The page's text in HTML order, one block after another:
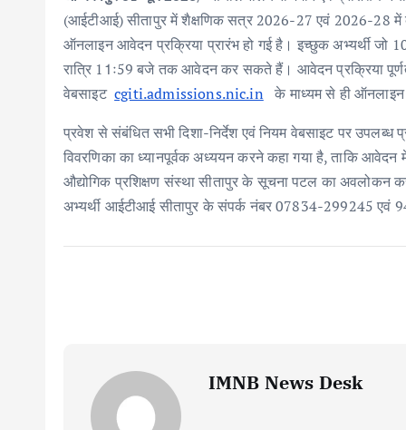
b
o
o
k
te
r
l s
A
p
p
e
dI
n
e
(आईटीआई) सीतापुर में शैक्षणिक सत्र 2026-27 एवं 2026-28 में
ऑनलाइन आवेदन प्रक्रिया प्रारंभ हो गई है। इच्छुक अभ्यर्थी जो
रात्रि 11ः59 बजे तक आवेदन कर सकते हैं। आवेदन प्रक्रिया
वेबसाइटcgiti.admissions.nic.inके माध्यम से ही
प्रवेश से संबंधित सभी दिशा-निर्देश एवं नियम वेबसाइट पर उपलब्ध
विवरणिका का ध्यानपूर्वक अध्ययन करने कहा गया है, ताकि आवेदन
औद्योगिक प्रशिक्षण संस्था सीतापुर के सूचना पटल का अवलोकन
अभ्यर्थी आईटीआई सीतापुर के संपर्क नंबर 07834-299245
IMNB News Desk